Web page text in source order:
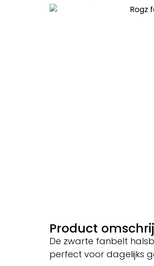
Product
De zwarte fanbelt
perfect voor dagelijks